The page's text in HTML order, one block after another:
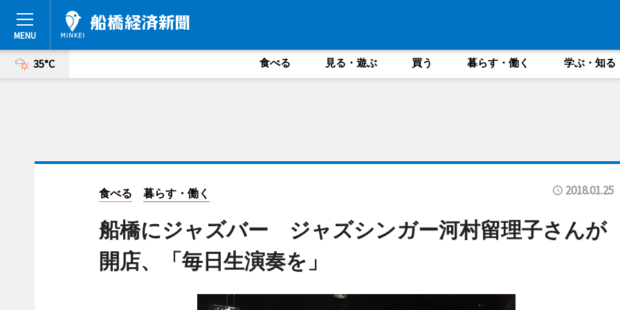
35°C 食べる 見る・遊ぶ 買う 暮らす・働く 学ぶ・知る
食べる 暮らす・働く 2018.01.25
船橋にジャズバー ジャズシンガー河村留理子さんが
開店、「毎日生演奏を」